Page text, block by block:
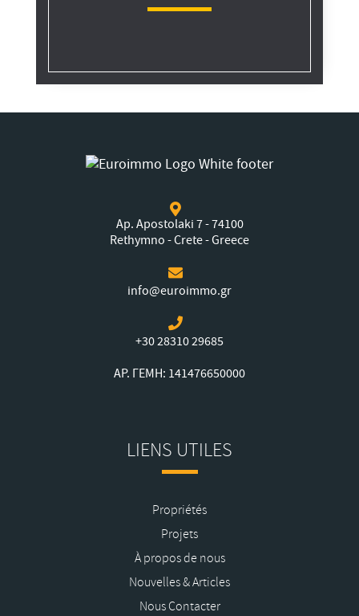
Ap. Apostolaki 7 - 74100
Rethymno - Crete - Greece
info@euroimmo.gr
+30 28310 29685
ΑΡ. ΓΕΜΗ: 141476650000
LIENS UTILES
Propriétés
Projets
À propos de nous
Nouvelles & Articles
Nous Contacter